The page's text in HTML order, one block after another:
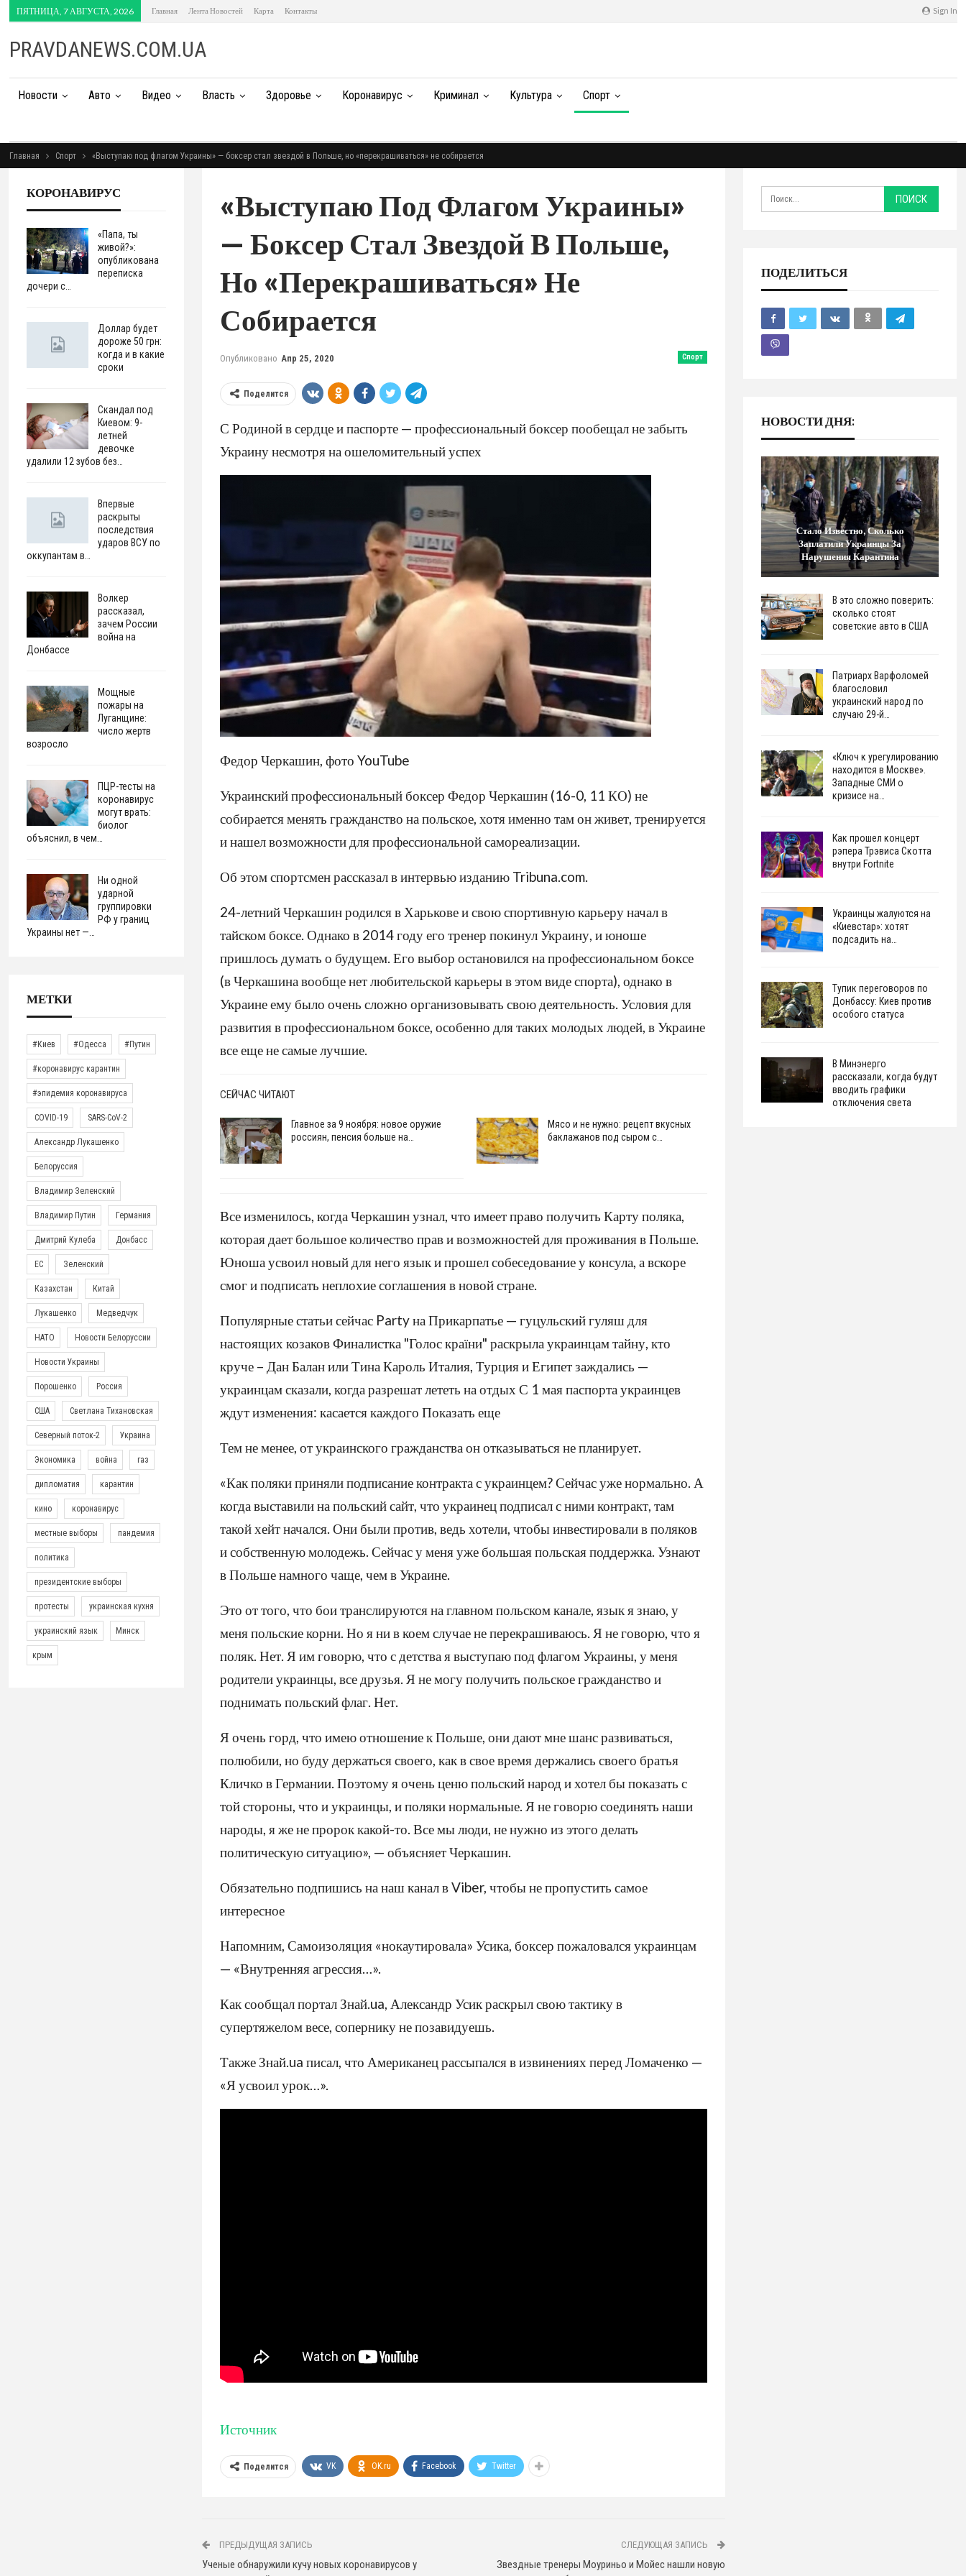
Sign In
ПЯТНИЦА, 7 АВГУСТА, 2026 Главная Лента Новостей Карта Контакты
PRAVDANEWS.COM.UA
Новости Авто Видео Власть Здоровье Коронавирус Криминал Культура Спорт
Главная Спорт «Выступаю под флагом Украины» — боксер стал звездой в Польше, но «перекрашиваться» не собирается
«Выступаю Под Флагом Украины»
— Боксер Стал Звездой В Польше,
Но «перекрашиваться» Не
Собирается
Спорт
Опубликовано Апр 25, 2020
Поделится
С Родиной в сердце и паспорте — профессиональный боксер пообещал не забыть
Украину несмотря на ошеломительный успех
Федор Черкашин, фото YouTube
Украинский профессиональный боксер Федор Черкашин (16-0, 11 КО) не
собирается менять гражданство на польское, хотя именно там он живет, тренируется
и нашел возможности для профессиональной самореализации.
Об этом спортсмен рассказал в интервью изданию Tribuna.com.
24-летний Черкашин родился в Харькове и свою спортивную карьеру начал в
тайском боксе. Однако в 2014 году его тренер покинул Украину, и юноше
пришлось думать о будущем. Его выбор остановился на профессиональном боксе
(в Черкашина вообще нет любительской карьеры в этом виде спорта), однако в
Украине ему было очень сложно организовывать свою деятельность. Условия для
развития в профессиональном боксе, особенно для таких молодых людей, в Украине
все еще не самые лучшие.
СЕЙЧАС ЧИТАЮТ
Главное за 9 ноября: новое оружие
россиян, пенсия больше на…
Мясо и не нужно: рецепт вкусных
баклажанов под сыром с…
Все изменилось, когда Черкашин узнал, что имеет право получить Карту поляка,
которая дает большое количество прав и возможностей для проживания в Польше.
Юноша усвоил новый для него язык и прошел собеседование у консула, а вскоре
смог и подписать неплохие соглашения в новой стране.
Популярные статьи сейчас Party на Прикарпатье — гуцульский гуляш для
настоящих козаков Финалистка "Голос країни" раскрыла украинцам тайну, кто
круче – Дан Балан или Тина Кароль Италия, Турция и Египет заждались —
украинцам сказали, когда разрешат лететь на отдых С 1 мая паспорта украинцев
ждут изменения: касается каждого Показать еще
Тем не менее, от украинского гражданства он отказываться не планирует.
«Как поляки приняли подписание контракта с украинцем? Сейчас уже нормально. А
когда выставили на польский сайт, что украинец подписал с ними контракт, там
такой хейт начался. Они были против, ведь хотели, чтобы инвестировали в поляков
и собственную молодежь. Сейчас у меня уже большая польская поддержка. Узнают
в Польше намного чаще, чем в Украине.
Это от того, что бои транслируются на главном польском канале, язык я знаю, у
меня польские корни. Но я ни в коем случае не перекрашиваюсь. Я не говорю, что я
поляк. Нет. Я им говорю, что с детства я выступаю под флагом Украины, у меня
родители украинцы, все друзья. Я не могу получить польское гражданство и
поднимать польский флаг. Нет.
Я очень горд, что имею отношение к Польше, они дают мне шанс развиваться,
полюбили, но буду держаться своего, как в свое время держались своего братья
Кличко в Германии. Поэтому я очень ценю польский народ и хотел бы показать с
той стороны, что и украинцы, и поляки нормальные. Я не говорю соединять наши
народы, я же не пророк какой-то. Все мы люди, не нужно из этого делать
политическую ситуацию», — объясняет Черкашин.
Обязательно подпишись на наш канал в Viber, чтобы не пропустить самое
интересное
Напомним, Самоизоляция «нокаутировала» Усика, боксер пожаловался украинцам
— «Внутренняя агрессия…».
Как сообщал портал Знай.ua, Александр Усик раскрыл свою тактику в
супертяжелом весе, сопернику не позавидуешь.
Также Знай.ua писал, что Американец рассыпался в извинениях перед Ломаченко —
«Я усвоил урок…».
Источник
Поделится VK OK.ru Facebook Twitter
ПРЕДЫДУЩАЯ ЗАПИСЬ
Ученые обнаружили кучу новых коронавирусов у
СЛЕДУЮЩАЯ ЗАПИСЬ
Звездные тренеры Моуриньо и Мойес нашли новую
ПОДЕЛИТЬСЯ
НОВОСТИ ДНЯ:
Стало Известно, Сколько
Заплатили Украинцы За
Нарушения Карантина
В это сложно поверить:
сколько стоят
советские авто в США
Патриарх Варфоломей
благословил
украинский народ по
случаю 29-й…
«Ключ к урегулированию
находится в Москве».
Западные СМИ о
кризисе на…
Как прошел концерт
рэпера Трэвиса Скотта
внутри Fortnite
Украинцы жалуются на
«Киевстар»: хотят
подсадить на…
Тупик переговоров по
Донбассу: Киев против
особого статуса
В Минэнерго
рассказали, когда будут
вводить графики
отключения света
КОРОНАВИРУС
«Папа, ты
живой?»:
опубликована
переписка
дочери с…
Доллар будет
дороже 50 грн:
когда и в какие
сроки
Скандал под
Киевом: 9-
летней
девочке
удалили 12 зубов без…
Впервые
раскрыты
последствия
ударов ВСУ по
оккупантам в…
Волкер
рассказал,
зачем России
война на
Донбассе
Мощные
пожары на
Луганщине:
число жертв
возросло
ПЦР-тесты на
коронавирус
могут врать:
биолог
объяснил, в чем…
Ни одной
ударной
группировки
РФ у границ
Украины нет —…
МЕТКИ
#Киев #Одесса #Путин
#коронавирус карантин
#эпидемия коронавируса
COVID-19 SARS-CoV-2
Александр Лукашенко
Белоруссия
Владимир Зеленский
Владимир Путин Германия
Дмитрий Кулеба Донбасс
ЕС Зеленский
Казахстан Китай
Лукашенко Медведчук
НАТО Новости Белоруссии
Новости Украины
Порошенко Россия
США Светлана Тихановская
Северный поток-2 Украина
Экономика война газ
дипломатия карантин
кино коронавирус
местные выборы пандемия
политика
президентские выборы
протесты украинская кухня
украинский язык Минск
крым